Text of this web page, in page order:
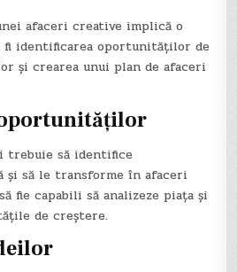
afaceri creative implică o
fi identificarea oportunităților de
și crearea unui plan de afaceri
să identifice
să le transforme în afaceri
fie capabili să analizeze piața și
de creștere.